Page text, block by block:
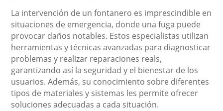
La intervención de un fontanero es imprescindible en
situaciones de emergencia, donde una fuga puede
provocar daños notables. Estos especialistas utilizan
herramientas y técnicas avanzadas para diagnosticar
problemas y realizar reparaciones reals,
garantizando así la seguridad y el bienestar de los
usuarios. Además, su conocimiento sobre diferentes
tipos de materiales y sistemas les permite ofrecer
soluciones adecuadas a cada situación.